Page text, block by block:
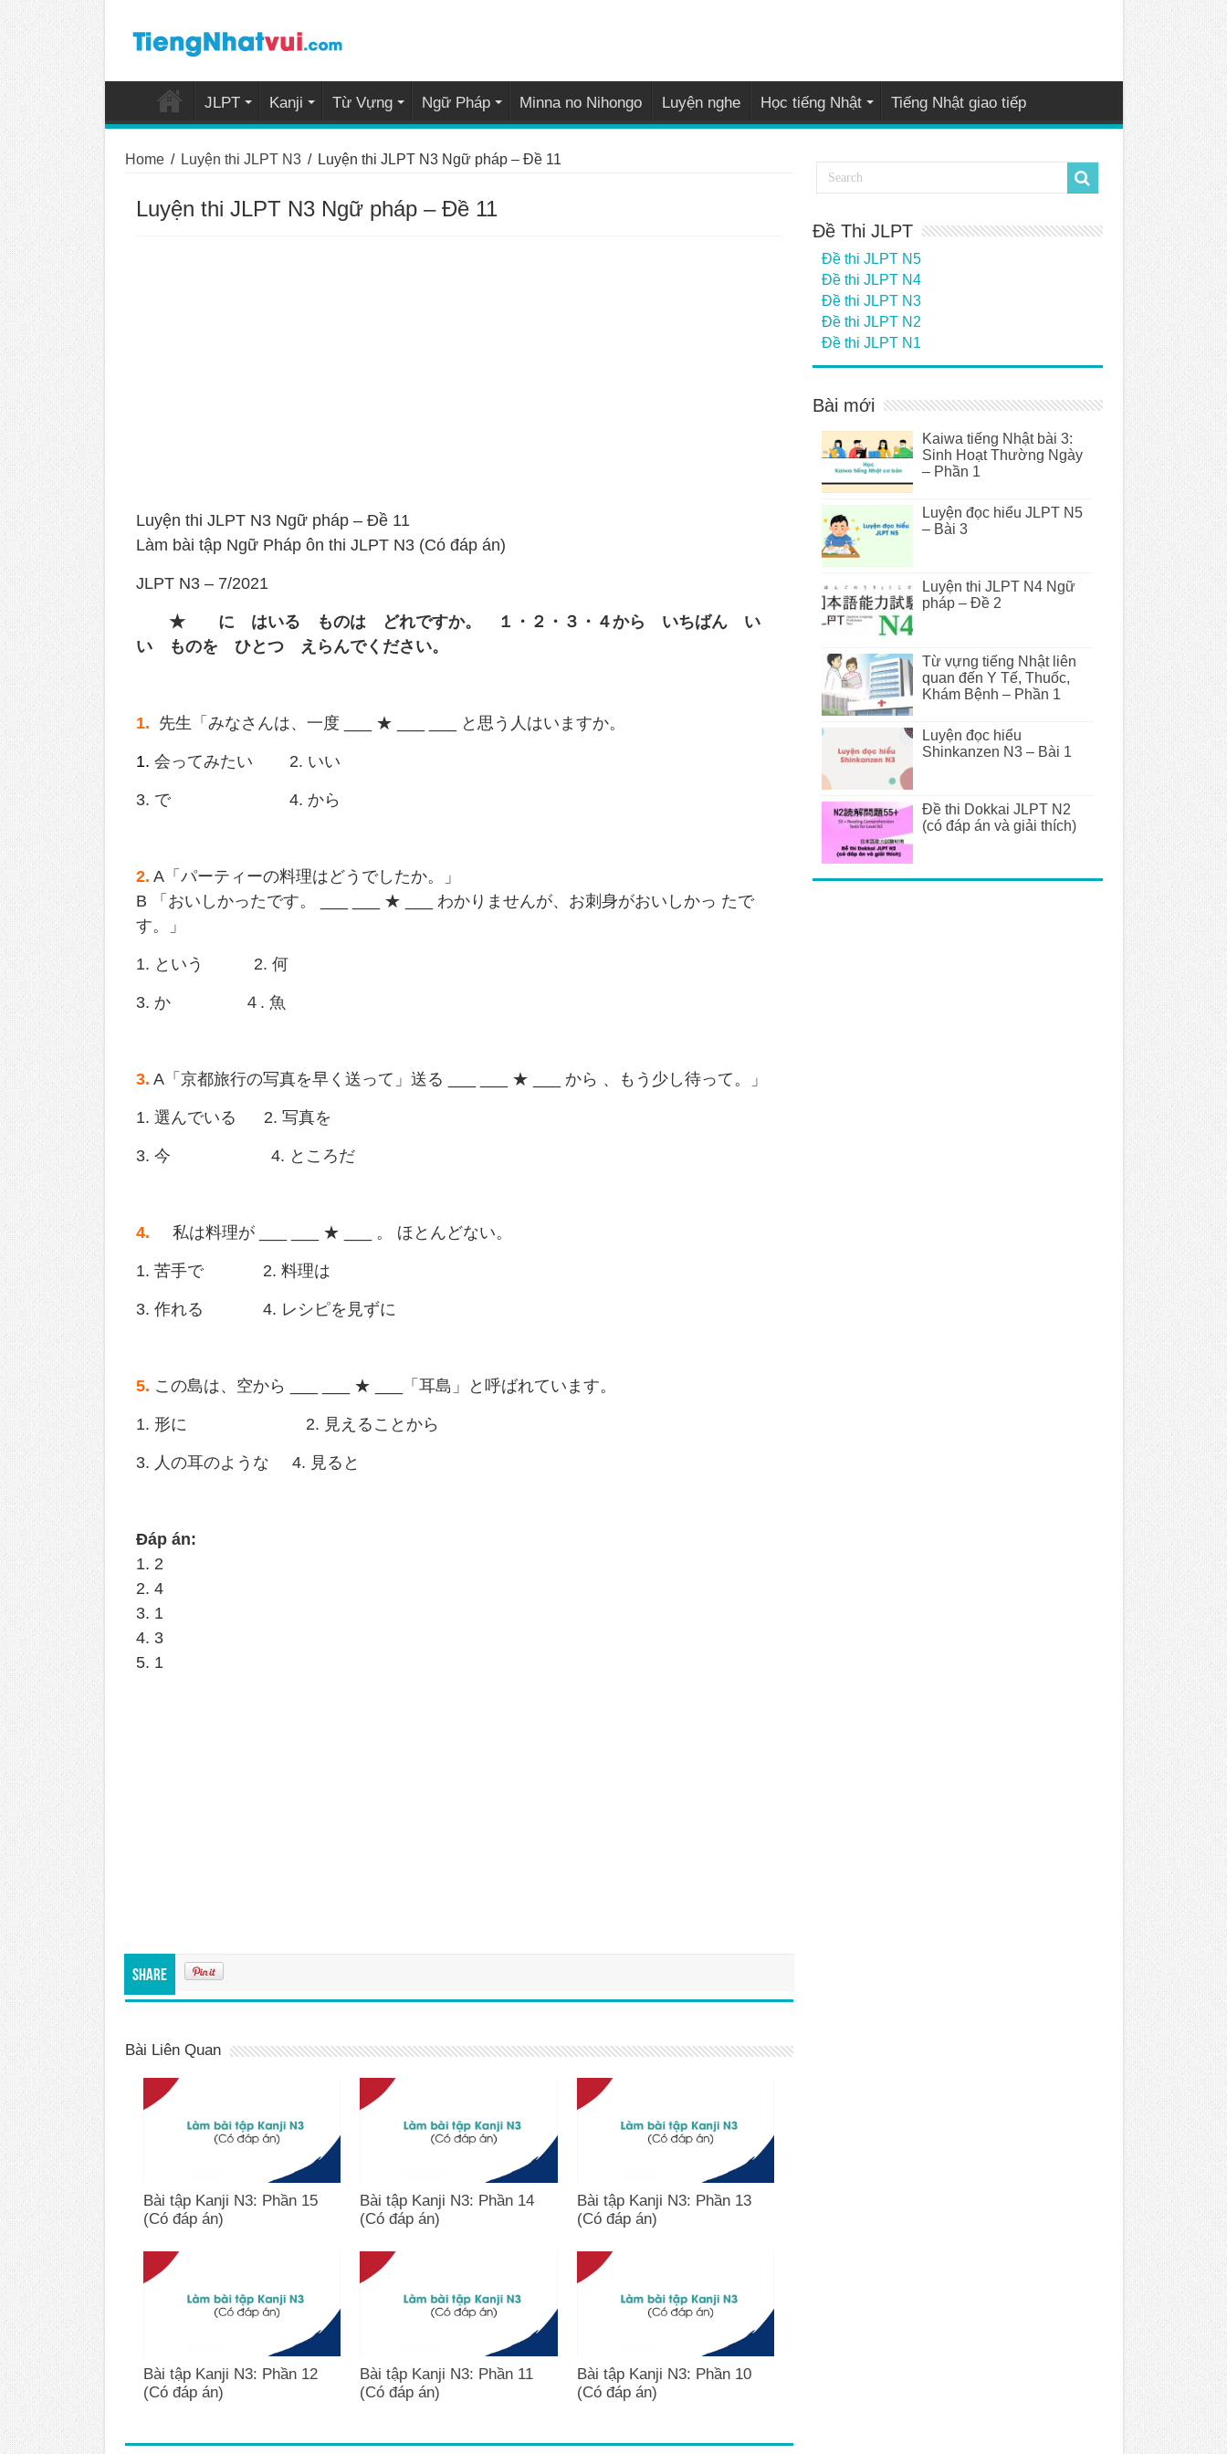
JLPT Kanji Từ Vựng Ngữ Pháp Minna no Nihongo Luyện nghe Học tiếng Nhật Tiếng Nhật giao tiếp
Home / Luyện thi JLPT N3 / Luyện thi JLPT N3 Ngữ pháp – Đề 11
Luyện thi JLPT N3 Ngữ pháp – Đề 11
Luyện thi JLPT N3 Ngữ pháp – Đề 11
Làm bài tập Ngữ Pháp ôn thi JLPT N3 (Có đáp án)
JLPT N3 – 7/2021
★ に はいる ものは どれですか。 １・２・３・４から いちばん い
い ものを ひとつ えらんでください。
1. 先生「みなさんは、一度 ___ ★ ___ ___ と思う人はいますか。
1. 会ってみたい 2. いい
3. で 4. から
2. A「パーティーの料理はどうでしたか。」
B 「おいしかったです。 ___ ___ ★ ___ わかりませんが、お刺身がおいしかっ たで
す。」
1. という 2. 何
3. か ４. 魚
3. A「京都旅行の写真を早く送って」送る ___ ___ ★ ___ から 、もう少し待って。」
1. 選んでいる 2. 写真を
3. 今 4. ところだ
4. 私は料理が ___ ___ ★ ___ 。 ほとんどない。
1. 苦手で 2. 料理は
3. 作れる 4. レシピを見ずに
5. この島は、空から ___ ___ ★ ___「耳島」と呼ばれています。
1. 形に 2. 見えることから
3. 人の耳のような 4. 見ると
Đáp án:
1. 2
2. 4
3. 1
4. 3
5. 1
Share
Bài Liên Quan
Bài tập Kanji N3: Phần 15
(Có đáp án)
Bài tập Kanji N3: Phần 14
(Có đáp án)
Bài tập Kanji N3: Phần 13
(Có đáp án)
Bài tập Kanji N3: Phần 12
(Có đáp án)
Bài tập Kanji N3: Phần 11
(Có đáp án)
Bài tập Kanji N3: Phần 10
(Có đáp án)
Đề Thi JLPT
Đề thi JLPT N5
Đề thi JLPT N4
Đề thi JLPT N3
Đề thi JLPT N2
Đề thi JLPT N1
Bài mới
Kaiwa tiếng Nhật bài 3:
Sinh Hoạt Thường Ngày
– Phần 1
Luyện đọc hiểu JLPT N5
– Bài 3
Luyện thi JLPT N4 Ngữ
pháp – Đề 2
Từ vựng tiếng Nhật liên
quan đến Y Tế, Thuốc,
Khám Bệnh – Phần 1
Luyện đọc hiểu
Shinkanzen N3 – Bài 1
Đề thi Dokkai JLPT N2
(có đáp án và giải thích)